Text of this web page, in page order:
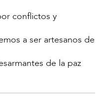
conflictos y
a ser artesanos de
de la paz